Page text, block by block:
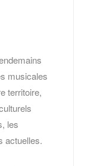
musicales
territoire,
les
actuelles.